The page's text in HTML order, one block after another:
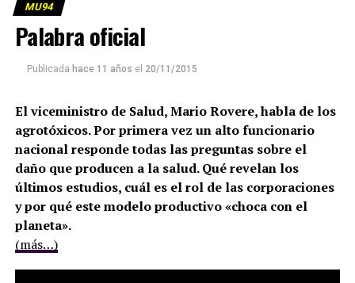
MU94
Palabra oficial
Publicada hace 11 años el 20/11/2015
El viceministro de Salud, Mario Rovere, habla de los
agrotóxicos. Por primera vez un alto funcionario
nacional responde todas las preguntas sobre el
daño que producen a la salud. Qué revelan los
últimos estudios, cuál es el rol de las corporaciones
y por qué este modelo productivo «choca con el
planeta».
(más…)